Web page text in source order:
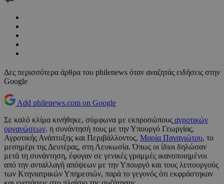
Δες περισσότερα άρθρα του philenews όταν αναζητάς ειδήσεις στην
Google
Add philenews.com on Google
Σε καλό κλίμα κινήθηκε, σύμφωνα με εκπροσώπους αγροτικών
οργανώσεων, η συνάντησή τους με την Υπουργό Γεωργίας,
Αγροτικής Ανάπτυξης και Περιβάλλοντος, Μαρία Παναγιώτου, το
μεσημέρι της Δευτέρας, στη Λευκωσία. Όπως οι ίδιοι δηλώσαν
μετά τη συνάντηση, έφυγαν σε γενικές γραμμές ικανοποιημένοι
από την ανταλλαγή απόψεων με την Υπουργό και τους λειτουργούς
των Κτηνιατρικών Υπηρεσιών, παρά το γεγονός ότι εκφράστηκαν